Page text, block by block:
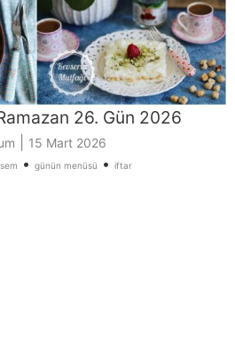
26. Gün 2026
15 Mart 2026
• günün menüsü • iftar